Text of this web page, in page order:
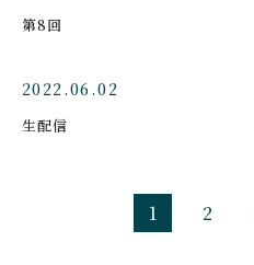
第8回
2022.06.02
生配信
1 2